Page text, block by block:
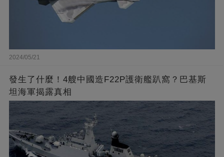
2024/05/21
發生了什麼！4艘中國造F22P護衛艦趴窩？巴基斯
坦海軍揭露真相